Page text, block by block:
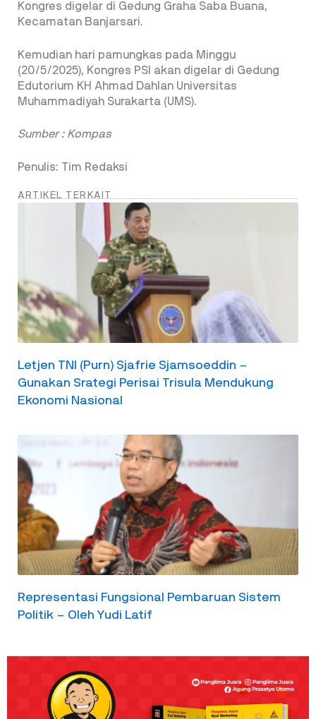
Kongres digelar di Gedung Graha Saba Buana,
Kecamatan Banjarsari.
Kemudian hari pamungkas pada Minggu
(20/5/2025), Kongres PSI akan digelar di Gedung
Edutorium KH Ahmad Dahlan Universitas
Muhammadiyah Surakarta (UMS).
Sumber : Kompas
Penulis: Tim Redaksi
ARTIKEL TERKAIT
Letjen TNI (Purn) Sjafrie Sjamsoeddin –
Gunakan Srategi Perisai Trisula Mendukung
Ekonomi Nasional
Representasi Fungsional Pembaruan Sistem
Politik – Oleh Yudi Latif